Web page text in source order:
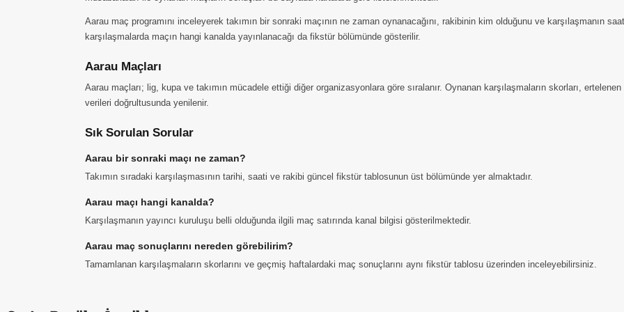
Aarau maç programını inceleyerek takımın bir sonraki maçının ne zaman oynanacağını, rakibinin kim olduğunu ve karşılaşmanın
karşılaşmalarda maçın hangi kanalda yayınlanacağı da fikstür bölümünde gösterilir.
Aarau Maçları
Aarau maçları; lig, kupa ve takımın mücadele ettiği diğer organizasyonlara göre sıralanır. Oynanan karşılaşmaların skorları,
verileri doğrultusunda yenilenir.
Sık Sorulan Sorular
Aarau bir sonraki maçı ne zaman?
Takımın sıradaki karşılaşmasının tarihi, saati ve rakibi güncel fikstür tablosunun üst bölümünde yer almaktadır.
Aarau maçı hangi kanalda?
Karşılaşmanın yayıncı kuruluşu belli olduğunda ilgili maç satırında kanal bilgisi gösterilmektedir.
Aarau maç sonuçlarını nereden görebilirim?
Tamamlanan karşılaşmaların skorlarını ve geçmiş haftalardaki maç sonuçlarını aynı fikstür tablosu üzerinden inceleyebilirsiniz.